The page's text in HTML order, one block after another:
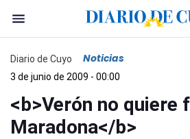
Diario de Cuyo Noticias
3 de junio de 2009 - 00:00
<b>Verón no quiere
Maradona</b>